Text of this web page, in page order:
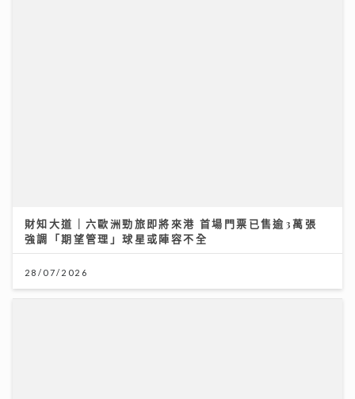
財知大道｜六歐洲勁旅即將來港 首場門票已售逾3萬張
強調「期望管理」球星或陣容不全
28/07/2026